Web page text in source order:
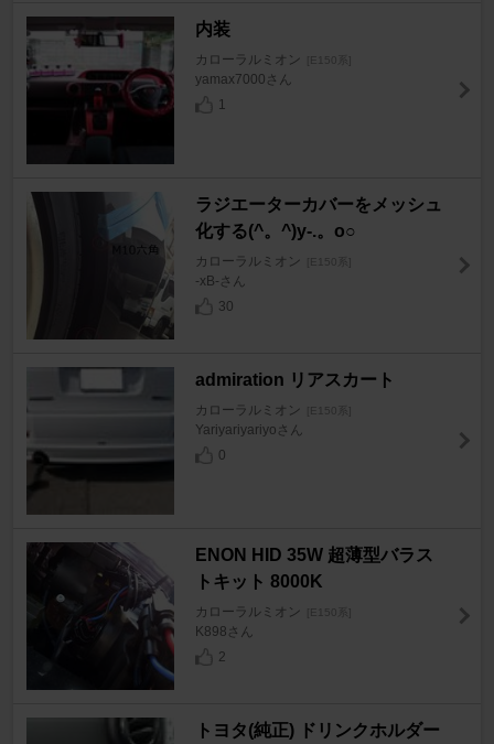
内装
カローラルミオン [E150系]
yamax7000さん
1
ラジエーターカバーをメッシュ
化する(^。^)y-.。o○
カローラルミオン [E150系]
-xB-さん
30
admiration リアスカート
カローラルミオン [E150系]
Yariyariyariyoさん
0
ENON HID 35W 超薄型バラス
トキット 8000K
カローラルミオン [E150系]
K898さん
2
トヨタ(純正) ドリンクホルダー